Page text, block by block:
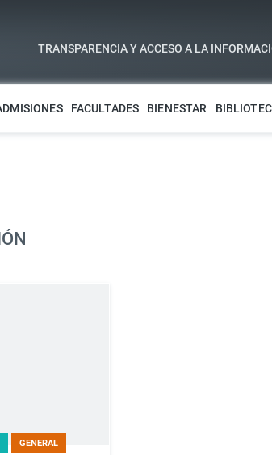
TRANSPARENCIA Y ACCESO A LA
FACULTADES BIENESTAR
GENERAL